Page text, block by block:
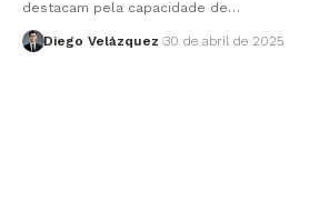
destacam pela capacidade de…
Diego Velázquez 30 de abril de 2025